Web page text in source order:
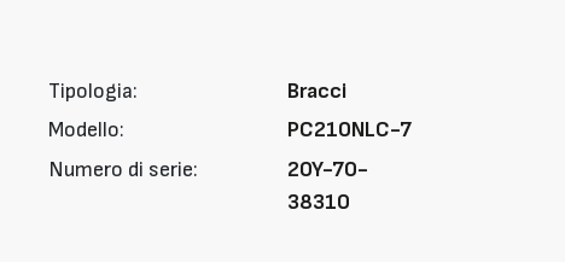
Tipologia:
Bracci
Modello:
PC210NLC-7
Numero di serie:
20Y-70-
38310